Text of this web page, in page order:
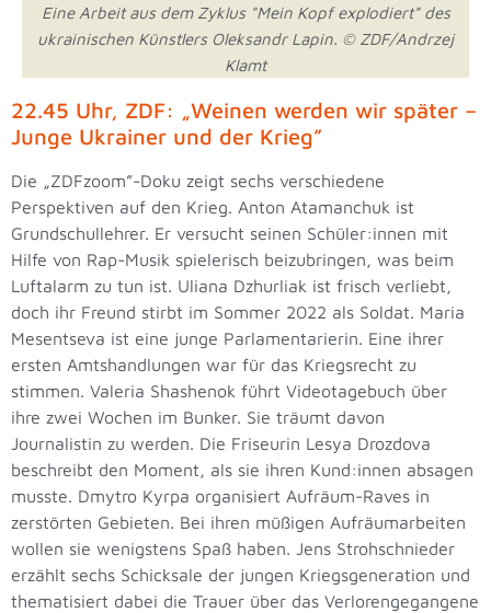
Eine Arbeit aus dem Zyklus "Mein Kopf explodiert" des
ukrainischen Künstlers Oleksandr Lapin. © ZDF/Andrzej
Klamt
22.45 Uhr, ZDF: „Weinen werden wir später –
Junge Ukrainer und der Krieg”
Die „ZDFzoom”-Doku zeigt sechs verschiedene
Perspektiven auf den Krieg. Anton Atamanchuk ist
Grundschullehrer. Er versucht seinen Schüler:innen mit
Hilfe von Rap-Musik spielerisch beizubringen, was beim
Luftalarm zu tun ist. Uliana Dzhurliak ist frisch verliebt,
doch ihr Freund stirbt im Sommer 2022 als Soldat. Maria
Mesentseva ist eine junge Parlamentarierin. Eine ihrer
ersten Amtshandlungen war für das Kriegsrecht zu
stimmen. Valeria Shashenok führt Videotagebuch über
ihre zwei Wochen im Bunker. Sie träumt davon
Journalistin zu werden. Die Friseurin Lesya Drozdova
beschreibt den Moment, als sie ihren Kund:innen absagen
musste. Dmytro Kyrpa organisiert Aufräum-Raves in
zerstörten Gebieten. Bei ihren müßigen Aufräumarbeiten
wollen sie wenigstens Spaß haben. Jens Strohschnieder
erzählt sechs Schicksale der jungen Kriegsgeneration und
thematisiert dabei die Trauer über das Verlorengegangene